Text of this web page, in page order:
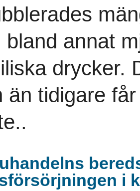
bland annat
drycker.
än tidigare
i